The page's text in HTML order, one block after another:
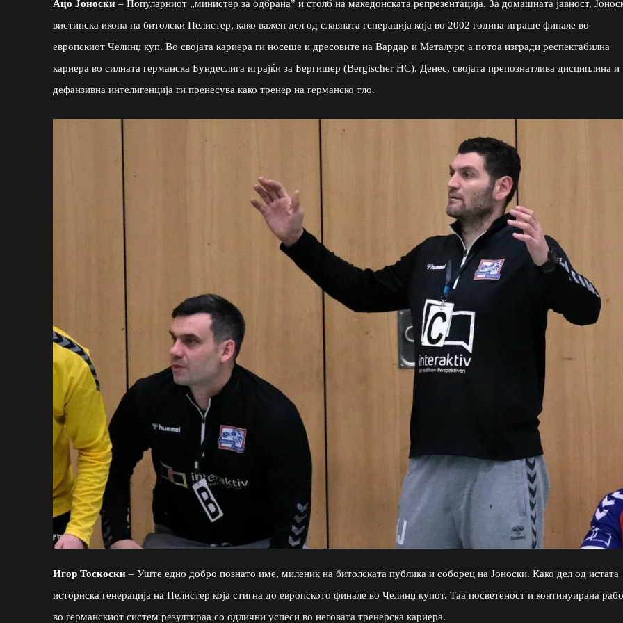
Ацо Јоноски – Популарниот „министер за одбрана” и столб на македонската репрезентација. За домашната јавност,
вистинска икона на битолски Пелистер, како важен дел од славната генерација која во 2002 година играше финале во
европскиот Челинџ куп. Во својата кариера ги носеше и дресовите на Вардар и Металург, а потоа изгради респектабилна
кариера во силната германска Бундеслига играјќи за Бергишер (Bergischer HC). Денес, својата препознатлива дисциплина и
дефанзивна интелигенција ги пренесува како тренер на германско тло.
Игор Тоскоски – Уште едно добро познато име, миленик на битолската публика и соборец на Јоноски. Како дел од истата
историска генерација на Пелистер која стигна до европското финале во Челинџ купот. Таа посветеност и континуирана
во германскиот систем резултираа со одлични успеси во неговата тренерска кариера.